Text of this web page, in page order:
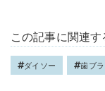
この記事に関連
ダイソー 歯ブ